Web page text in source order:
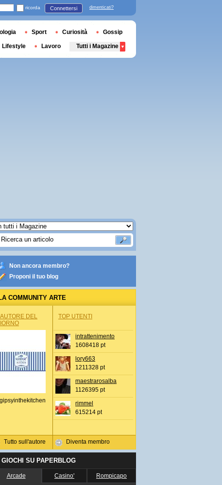
Non ancora membro?
Proponi il tuo blog
COMMUNITY ARTE
DEL
Tutto sull'autore
TOP UTENTI
intrattenimento
1608418 pt
lory663
1211328 pt
maestrarosalba
1126395 pt
rimmel
615214 pt
Diventa membro
I GIOCHI SU PAPERBLOG
Arcade Casino' Rompicapo
ricorda Connettersi dimenticati?
Sport Curiosità Gossip
Lifestyle Lavoro Tutti i Magazine